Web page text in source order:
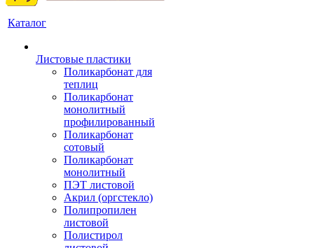
Каталог
Листовые пластики
Поликарбонат для
теплиц
Поликарбонат
монолитный
профилированный
Поликарбонат
сотовый
Поликарбонат
монолитный
ПЭТ листовой
Акрил (оргстекло)
Полипропилен
листовой
Полистирол